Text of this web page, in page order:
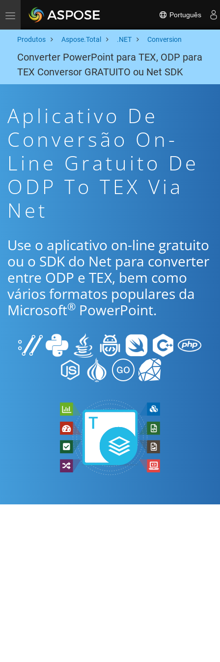
Toggle navigation Português
Produtos Aspose.Total .NET Conversion
Converter PowerPoint para TEX, ODP para
TEX Conversor GRATUITO ou Net SDK
Aplicativo De
Conversão On-
Line Gratuito De
ODP To TEX Via
Net
Use o aplicativo on-line gratuito
ou o SDK do Net para converter
entre ODP e TEX, bem como
vários formatos populares da
Microsoft® PowerPoint.